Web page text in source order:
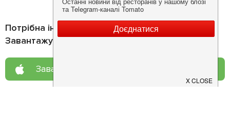
Потрібна інформація про заклад?
Завантажуйте додаток!
Завантажте у